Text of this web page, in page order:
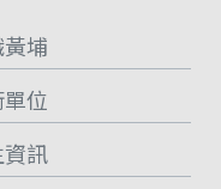
埔
位
訊